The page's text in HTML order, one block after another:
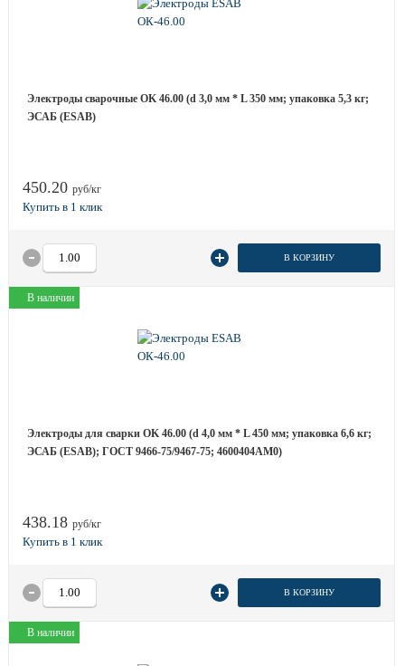
Электроды сварочные OK 46.00 (d 3,0 мм * L 350 мм; упаковка 5,3 кг;
ЭСАБ (ESAB)
450.20 руб/кг
В КОРЗИНУ
В наличии
Электроды для сварки OK 46.00 (d 4,0 мм * L 450 мм; упаковка 6,6 кг;
ЭСАБ (ESAB); ГОСТ 9466-75/9467-75; 4600404AM0)
438.18 руб/кг
В КОРЗИНУ
В наличии